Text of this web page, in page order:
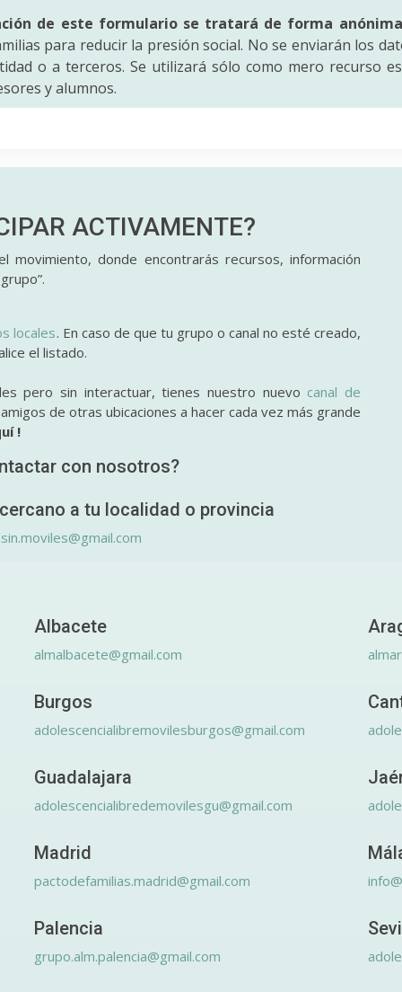
de este formulario se tratará de forma anónima
para reducir la presión social. No se enviarán los
o a terceros. Se utilizará sólo como mero recurso
y alumnos.
ACTIVAMENTE?
donde encontrarás recursos, información
locales. En caso de que tu grupo o canal no esté creado,
el listado.
pero sin interactuar, tienes nuestro nuevo canal de
de otras ubicaciones a hacer cada vez más grande
!
con nosotros?
a tu localidad o provincia
Albacete
almalbacete@gmail.com
Burgos
adolescencialibremovilesburgos@gmail.com
Guadalajara
adolescencialibredemovilesgu@gmail.com
Madrid
pactodefamilias.madrid@gmail.com
Palencia
grupo.alm.palencia@gmail.com